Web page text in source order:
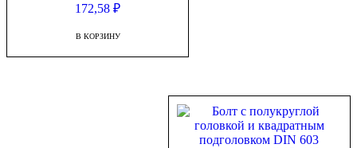
172,58₽
В КОРЗИНУ